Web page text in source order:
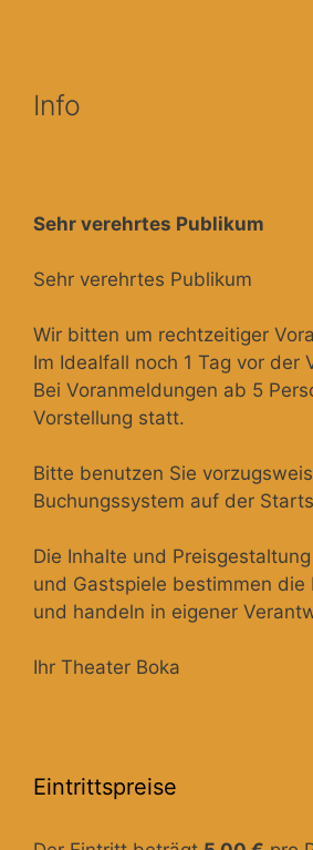
Info
Sehr verehrtes Publikum
Sehr verehrtes Publikum
Wir bitten um rechtzeitiger
Im Idealfall noch 1 Tag vor der
Bei Voranmeldungen ab 5
Vorstellung statt.
Bitte benutzen Sie
Buchungssystem auf der
Die Inhalte und
und Gastspiele bestimmen die
und handeln in eigener
Ihr Theater Boka
Eintrittspreise